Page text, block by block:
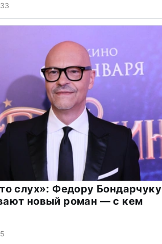
слух»: Федору Бондарчуку
новый роман — с кем